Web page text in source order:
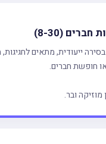
(8-30)
ייעודית, מתאים לחגיגות,
חופשת חברים.
ובר.